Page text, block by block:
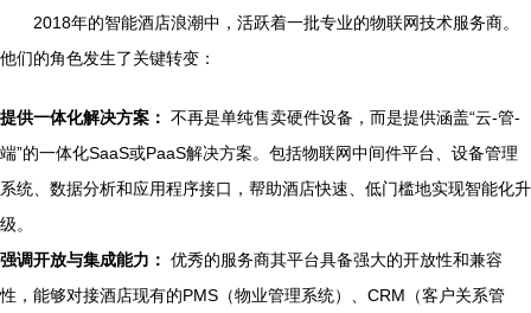
2018年的智能酒店浪潮中，活跃着一批专业的物联网技术服务商。
他们的角色发生了关键转变：
提供一体化解决方案： 不再是单纯售卖硬件设备，而是提供涵盖“云-管-
端”的一体化SaaS或PaaS解决方案。包括物联网中间件平台、设备管理
系统、数据分析和应用程序接口，帮助酒店快速、低门槛地实现智能化升
级。
强调开放与集成能力： 优秀的服务商其平台具备强大的开放性和兼容
性，能够对接酒店现有的PMS（物业管理系统）、CRM（客户关系管